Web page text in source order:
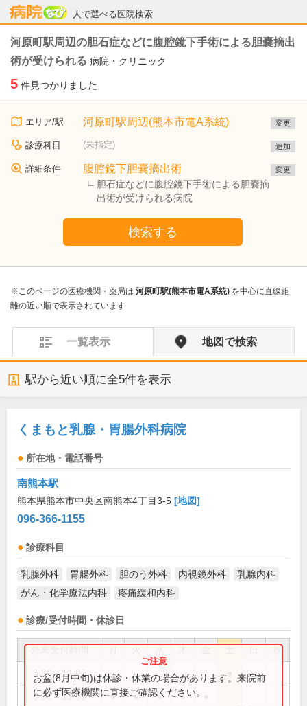
人で選べる医院検索
病院なび
河原町駅周辺の胆石症などに腹腔鏡下手術による胆嚢摘出
術が受けられる 病院・クリニック
5 件見つかりました
エリア/駅 河原町駅周辺(熊本市電A系統) 変更
診療科目 (未指定) 追加
詳細条件 腹腔鏡下胆嚢摘出術
胆石症などに腹腔鏡下手術による胆嚢摘
出術が受けられる病院
変更
検索する
※このページの医療機関・薬局は 河原町駅(熊本市電A系統) を中心に直線距
離の近い順で表示されています
一覧表示 地図で検索
駅から近い順に全5件を表示
くまもと乳腺・胃腸外科病院
所在地・電話番号
南熊本駅
熊本県熊本市中央区南熊本4丁目3-5 [地図]
096-366-1155
診療科目
乳腺外科 胃腸外科 胆のう外科 内視鏡外科
乳腺内科
がん・化学療法内科
疼痛緩和内科
診療/受付時間・休診日
祝
8:30～11:00
8:30～11:30 ● ● ● ●
お盆(8月中旬)は休診・休業の場合があります。来院前
に必ず医療機関に直接ご確認ください。